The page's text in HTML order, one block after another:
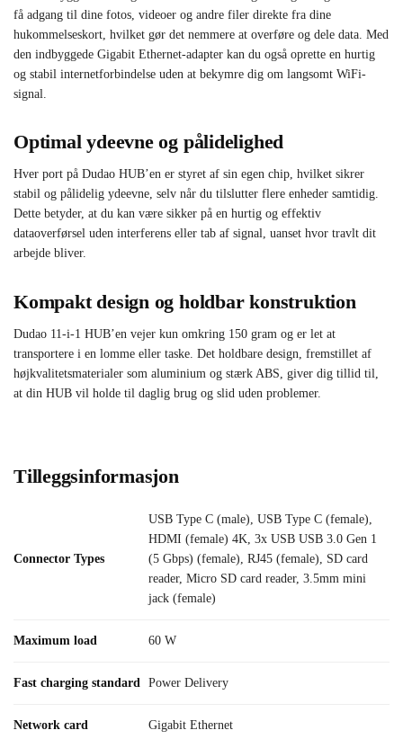
få adgang til dine fotos, videoer og andre filer direkte fra dine
hukommelseskort, hvilket gør det nemmere at overføre og dele data. Med
den indbyggede Gigabit Ethernet-adapter kan du også oprette en hurtig
og stabil internetforbindelse uden at bekymre dig om langsomt WiFi-
signal.
Optimal ydeevne og pålidelighed
Hver port på Dudao HUB’en er styret af sin egen chip, hvilket sikrer
stabil og pålidelig ydeevne, selv når du tilslutter flere enheder samtidig.
Dette betyder, at du kan være sikker på en hurtig og effektiv
dataoverførsel uden interferens eller tab af signal, uanset hvor travlt dit
arbejde bliver.
Kompakt design og holdbar konstruktion
Dudao 11-i-1 HUB’en vejer kun omkring 150 gram og er let at
transportere i en lomme eller taske. Det holdbare design, fremstillet af
højkvalitetsmaterialer som aluminium og stærk ABS, giver dig tillid til,
at din HUB vil holde til daglig brug og slid uden problemer.
Tilleggsinformasjon
Connector Types
USB Type C (male), USB Type C (female),
HDMI (female) 4K, 3x USB USB 3.0 Gen 1
(5 Gbps) (female), RJ45 (female), SD card
reader, Micro SD card reader, 3.5mm mini
jack (female)
Maximum load 60 W
Fast charging standard Power Delivery
Network card Gigabit Ethernet